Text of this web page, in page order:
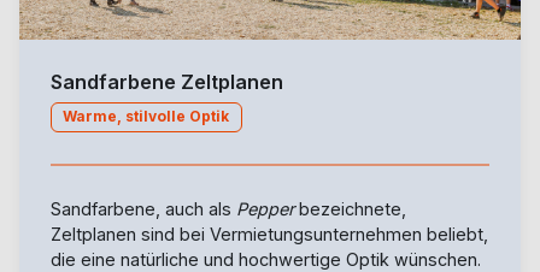
Sandfarbene Zeltplanen
Warme, stilvolle Optik
Sandfarbene, auch als Pepperbezeichnete,
Zeltplanen sind bei Vermietungsunternehmen beliebt,
die eine natürliche und hochwertige Optik wünschen.